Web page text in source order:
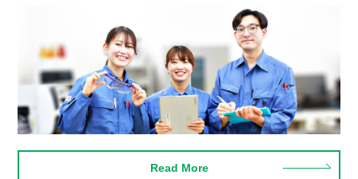
Read More